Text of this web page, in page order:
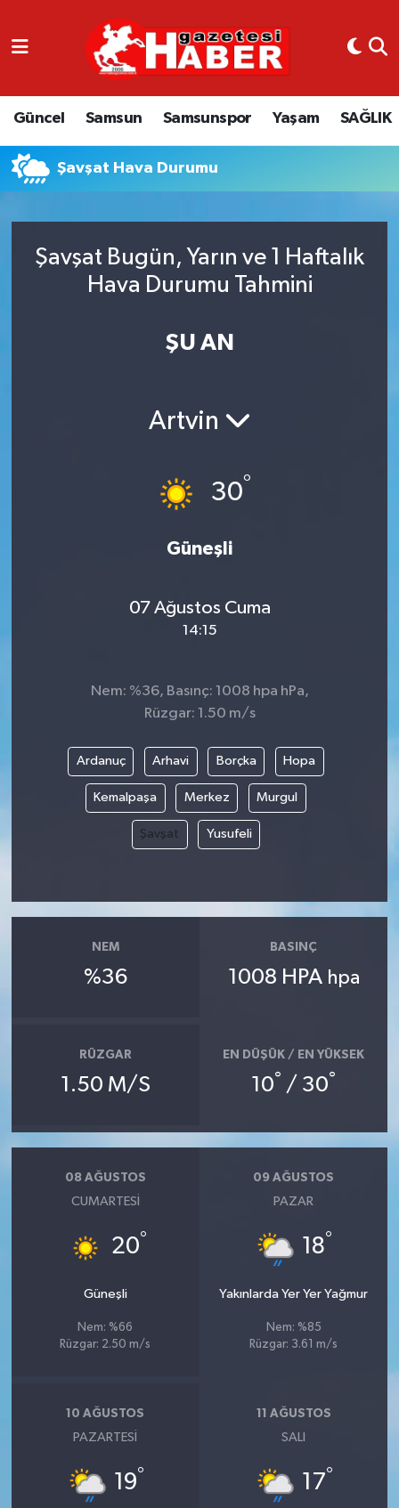
Güncel Samsun Samsunspor Yaşam SAĞLIK
Şavşat Hava Durumu
Şavşat Bugün, Yarın ve 1 Haftalık
Hava Durumu Tahmini
ŞU AN
Artvin
30°
Güneşli
07 Ağustos Cuma
14:15
Nem: %36, Basınç: 1008 hpa hPa,
Rüzgar: 1.50 m/s
Ardanuç Arhavi Borçka Hopa
Kemalpaşa Merkez Murgul
Şavşat Yusufeli
NEM
%36
BASINÇ
1008 HPA hpa
RÜZGAR
1.50 M/S
EN DÜŞÜK / EN YÜKSEK
10° / 30°
08 AĞUSTOS
CUMARTESI
20°
Güneşli
Nem: %66
Rüzgar: 2.50 m/s
09 AĞUSTOS
PAZAR
18°
Yakınlarda Yer Yer Yağmur
Nem: %85
Rüzgar: 3.61 m/s
10 AĞUSTOS
PAZARTESI
19°
11 AĞUSTOS
SALI
17°
GÜNCEL
SAMSUN
YAŞAM